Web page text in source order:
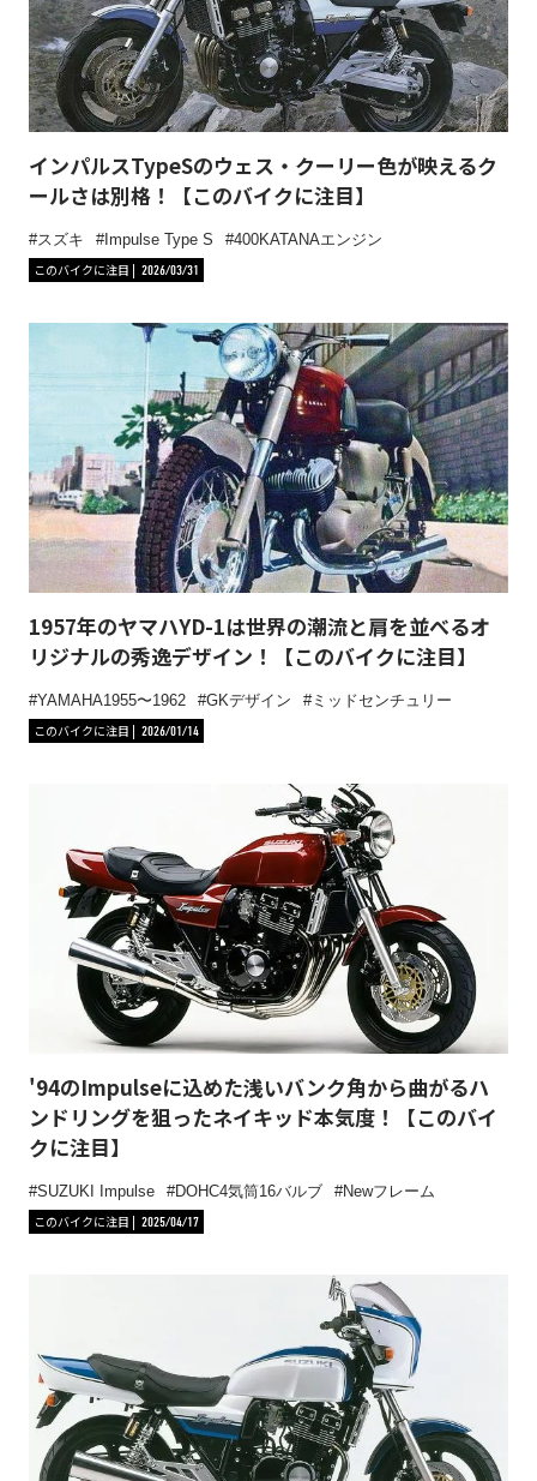
インパルスTypeSのウェス・クーリー色が映えるク
ールさは別格！【このバイクに注目】
スズキ Impulse Type S
400KATANAエンジン
このバイクに注目
2026/03/31
1957年のヤマハYD-1は世界の潮流と肩を並べるオ
リジナルの秀逸デザイン！【このバイクに注目】
YAMAHA1955〜1962 GKデザイン
ミッドセンチュリー
このバイクに注目
2026/01/14
'94のImpulseに込めた浅いバンク角から曲がるハ
ンドリングを狙ったネイキッド本気度！【このバイ
クに注目】
SUZUKI Impulse DOHC4気筒16バルブ
Newフレーム
このバイクに注目
2025/04/17